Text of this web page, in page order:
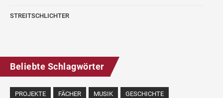
STREITSCHLICHTER
Beliebte Schlagwörter
PROJEKTE FÄCHER MUSIK GESCHICHTE